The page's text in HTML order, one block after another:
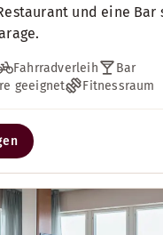
und eine Bar
Fahrradverleih
Bar
geeignet
Fitnessraum